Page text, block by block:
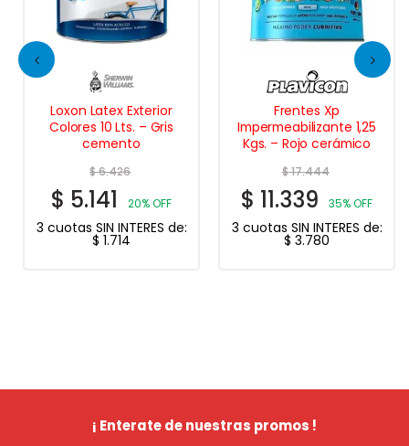
Loxon Latex Exterior
Colores 10 Lts. – Gris
cemento
$6.426
$ 5.141 20% OFF
3 cuotas SIN INTERES de:
$ 1.714
Frentes Xp
Impermeabilizante 1,25
Kgs. – Rojo cerámico
$17.444
$ 11.339 35% OFF
3 cuotas SIN INTERES de:
$ 3.780
¡ Enterate de nuestras promos !